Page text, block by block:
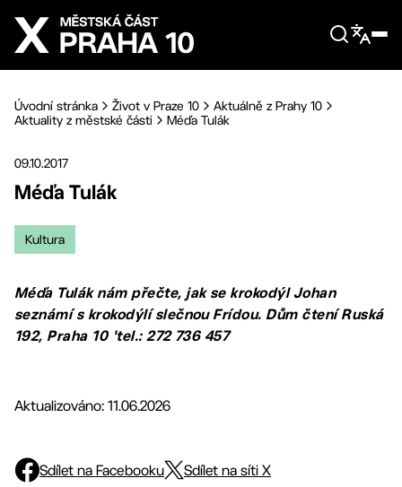
Přejít na hlavní obsah
Úvodní stránka Život v Praze 10
Aktuálně z Prahy 10
Aktuality z městské části
Méďa Tulák
09.10.2017
Méďa Tulák
Kultura
Méďa Tulák nám přečte, jak se krokodýl Johan
seznámí s krokodýlí slečnou Frídou. Dům čtení Ruská
192, Praha 10 'tel.: 272 736 457
Aktualizováno: 11.06.2026
Sdílet na Facebooku Sdílet na síti X